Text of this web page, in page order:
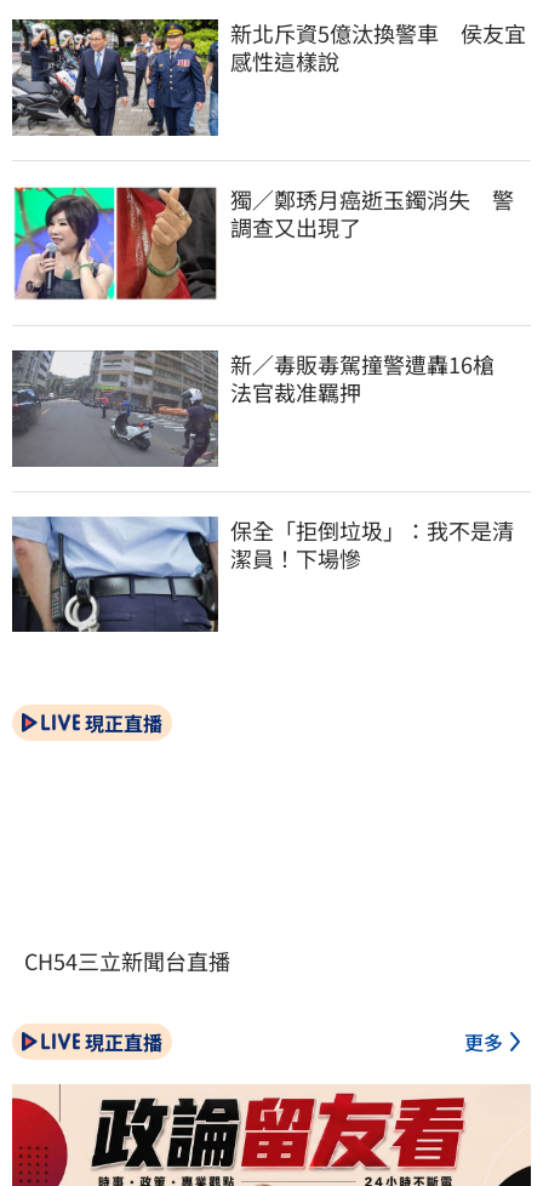
新北斥資5億汰換警車　侯友宜
感性這樣說
獨／鄭琇月癌逝玉鐲消失　警
調查又出現了
新／毒販毒駕撞警遭轟16槍
法官裁准羈押
保全「拒倒垃圾」：我不是清
潔員！下場慘
現正直播
CH54三立新聞台直播
現正直播 更多